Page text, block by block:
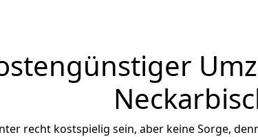
recht kostspielig sein, aber keine Sorge,